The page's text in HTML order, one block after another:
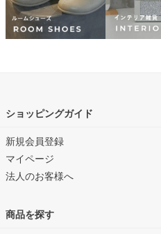
ショッピングガイド
新規会員登録
マイページ
法人のお客様へ
商品を探す